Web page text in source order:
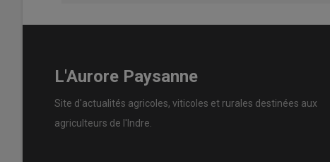
L'Aurore Paysanne
Site d'actualités agricoles, viticoles et rurales destinées aux
agriculteurs de l'Indre.